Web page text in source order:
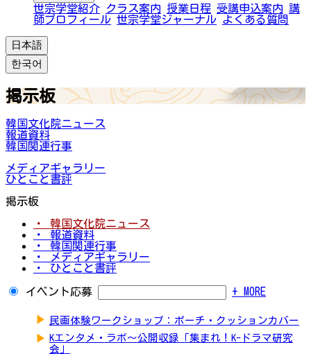
世宗学堂紹介 クラス案内 授業日程 受講申込案内 講
師プロフィール 世宗学堂ジャーナル よくある質問
日本語
한국어
掲示板
韓国文化院ニュース
報道資料
韓国関連行事
メディアギャラリー
ひとこと書評
掲示板
・ 韓国文化院ニュース
・ 報道資料
・ 韓国関連行事
・ メディアギャラリー
・ ひとこと書評
イベント応募 + MORE
▶ 民画体験ワークショップ：ポーチ・クッションカバー
▶ Kエンタメ・ラボ～公開収録「集まれ！K-ドラマ研究
会」